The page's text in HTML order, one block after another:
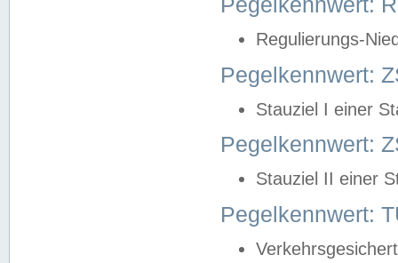
Regulierungs-
Pegelkennwert:
Stauziel I einer
Pegelkennwert:
Stauziel II einer
Pegelkennwert: